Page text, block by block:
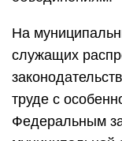
На
служащих
труде с
Федеральным